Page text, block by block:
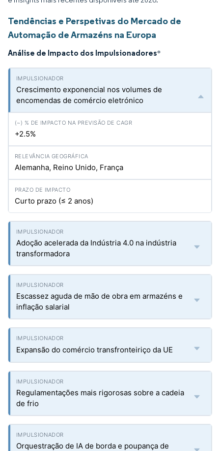
Tendências e Perspetivas do Mercado de
Automação de Armazéns na Europa
Análise de Impacto dos Impulsionadores*
Crescimento exponencial nos volumes de
encomendas de comércio eletrónico
+2.5%
Alemanha, Reino Unido, França
Curto prazo (≤ 2 anos)
Adoção acelerada da Indústria 4.0 na indústria
transformadora
Escassez aguda de mão de obra em armazéns e
inflação salarial
Expansão do comércio transfronteiriço da UE
Regulamentações mais rigorosas sobre a cadeia
de frio
Orquestração de IA de borda e poupança de